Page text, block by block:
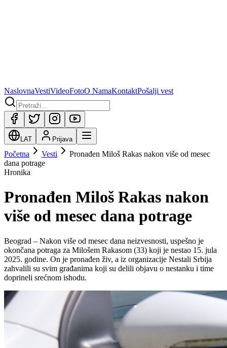
NaslovnaVestiVideoFotoO NamaKontaktPošalji vest
LAT Prijava
Početna Vesti
Pronađen Miloš Rakas nakon više od mesec
dana potrage
Hronika
Pronađen Miloš Rakas nakon
više od mesec dana potrage
Beograd – Nakon više od mesec dana neizvesnosti, uspešno je
okončana potraga za Milošem Rakasom (33) koji je nestao 15. jula
2025. godine. On je pronađen živ, a iz organizacije Nestali Srbija
zahvalili su svim građanima koji su delili objavu o nestanku i time
doprineli srećnom ishodu.